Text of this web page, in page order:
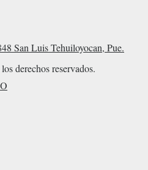
San Luis Tehuiloyocan, Pue.
derechos reservados.